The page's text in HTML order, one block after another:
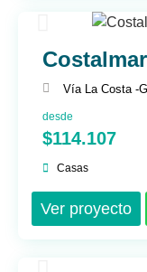
Vía La Costa -
desde
$114.107
Casas
Ver proyecto